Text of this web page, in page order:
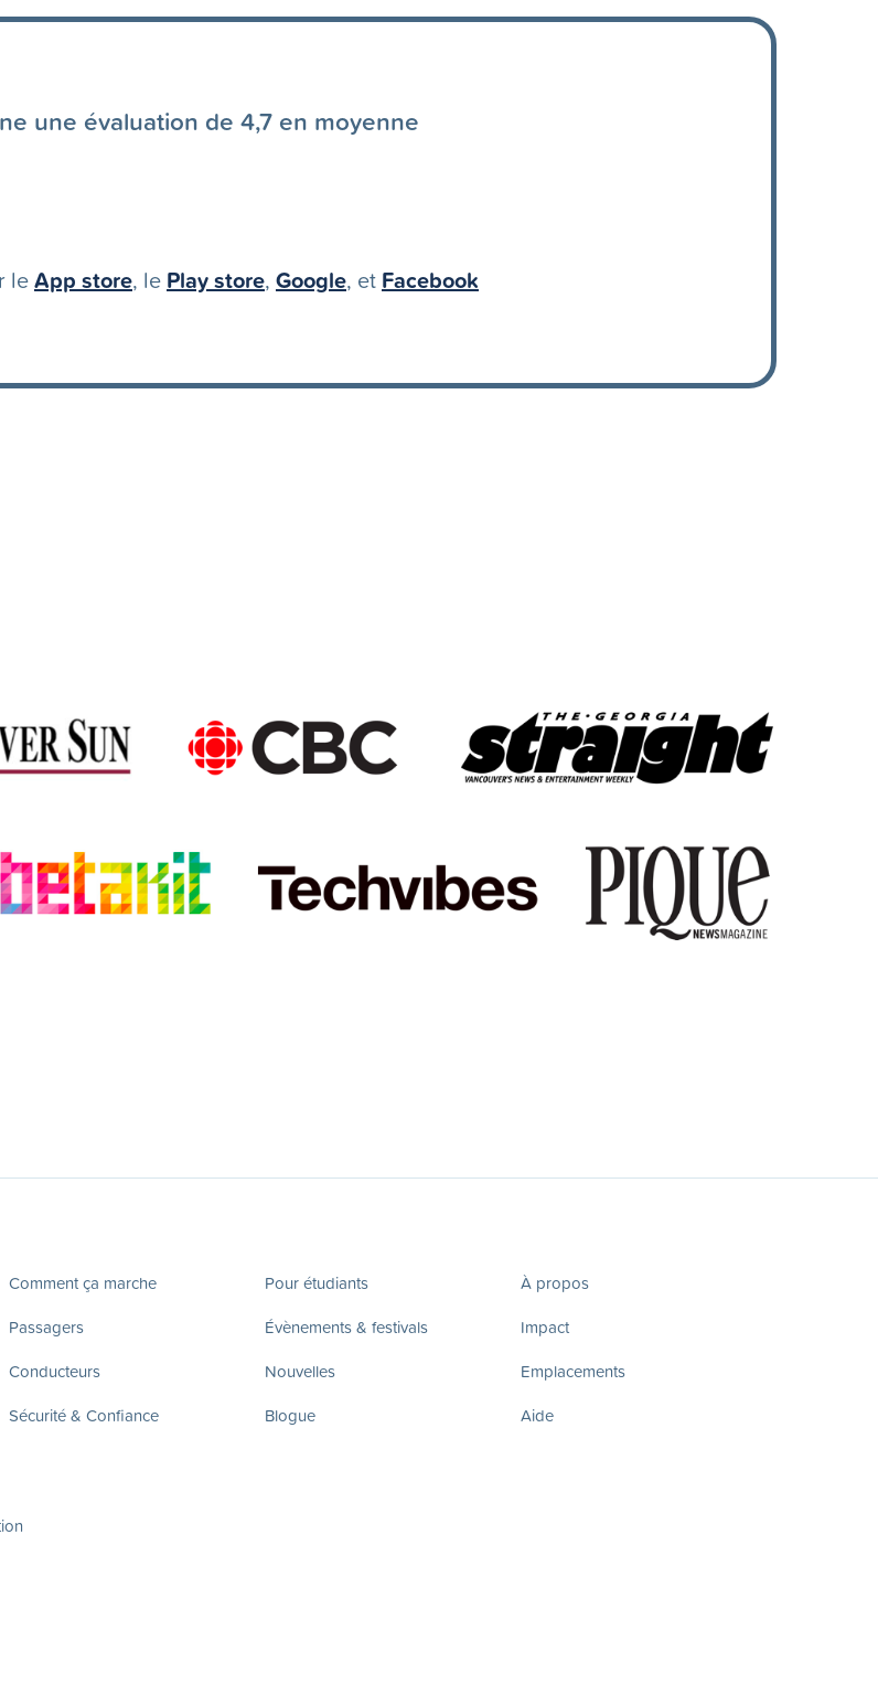
une évaluation de 4,7 en moyenne
leApp store, le Play store, Google, et Facebook
Comment ça marche
Passagers
Conducteurs
Sécurité & Confiance
Pour étudiants
Évènements & festivals
Nouvelles
Blogue
À propos
Impact
Emplacements
Aide